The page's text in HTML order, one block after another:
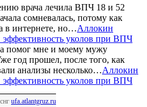
врача лечила ВПЧ 18 и 52
сомневалась, потому как
в интернете, но…Аллокин
уколов при ВПЧ
помог мне и моему мужу
год прошел, после того, как
анализы несколько…Аллокин
уколов при ВПЧ
ufa.atlantgruz.ru